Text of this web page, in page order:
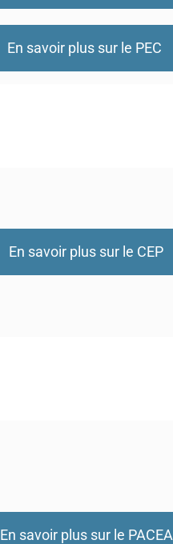
En savoir plus sur le PEC
En savoir plus sur le CEP
En savoir plus sur le PACEA